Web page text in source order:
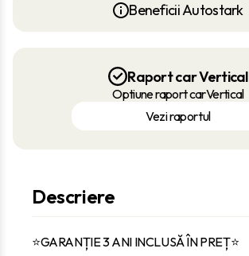
Beneficii Autostark
Raport car Vertical
Optiune raport carVertical
Vezi raportul
Descriere
⭐GARANȚIE 3 ANI INCLUSĂ ÎN PREȚ⭐